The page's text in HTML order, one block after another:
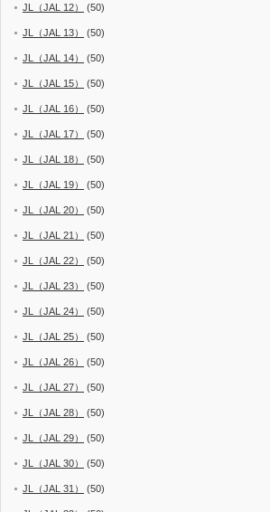
JL（JAL 12） (50)
JL（JAL 13） (50)
JL（JAL 14） (50)
JL（JAL 15） (50)
JL（JAL 16） (50)
JL（JAL 17） (50)
JL（JAL 18） (50)
JL（JAL 19） (50)
JL（JAL 20） (50)
JL（JAL 21） (50)
JL（JAL 22） (50)
JL（JAL 23） (50)
JL（JAL 24） (50)
JL（JAL 25） (50)
JL（JAL 26） (50)
JL（JAL 27） (50)
JL（JAL 28） (50)
JL（JAL 29） (50)
JL（JAL 30） (50)
JL（JAL 31） (50)